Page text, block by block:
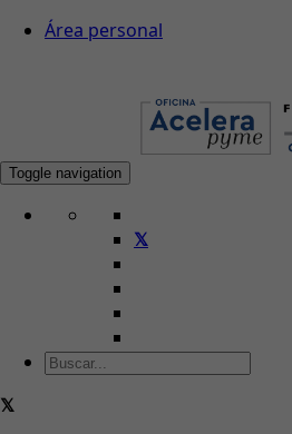
Área personal
Toggle navigation